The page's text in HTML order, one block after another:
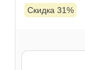
Скидка 31%